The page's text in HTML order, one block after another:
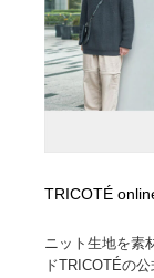
TRICOTÉ
ニット生地を素
ドTRICOTÉの